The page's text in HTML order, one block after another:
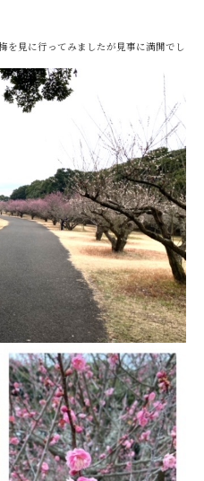
を見に行ってみましたが見事に満開でし